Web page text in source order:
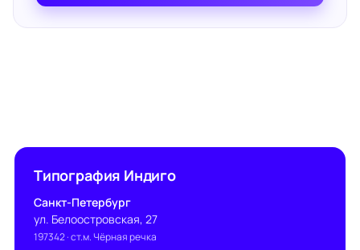
Типография Индиго
Санкт-Петербург
ул. Белоостровская, 27
197342· ст.м. Чёрная речка